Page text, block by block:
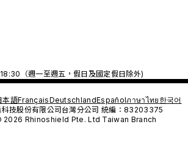
（週一至週五，假日及國定假日除外)
本語FrançaisDeutschlandEspañolภาษาไทย 한국어
科技股份有限公司台灣分公司 統編：83203375
Rhinoshield Pte. Ltd Taiwan Branch